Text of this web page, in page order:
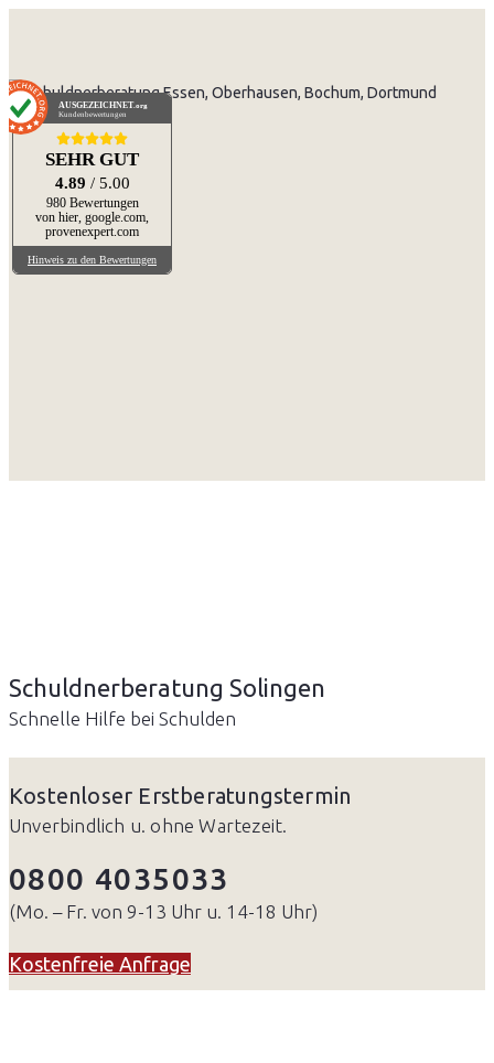
AUSGEZEICHNET.org
Kundenbewertungen
SEHR GUT
4.89 / 5.00
980 Bewertungen
von hier, google.com,
provenexpert.com
Hinweis zu den Bewertungen
Schuldnerberatung Solingen
Schnelle Hilfe bei Schulden
Kostenloser Erstberatungstermin
Unverbindlich u. ohne Wartezeit.
0800 4035033
(Mo. – Fr. von 9-13 Uhr u. 14-18 Uhr)
Kostenfreie Anfrage